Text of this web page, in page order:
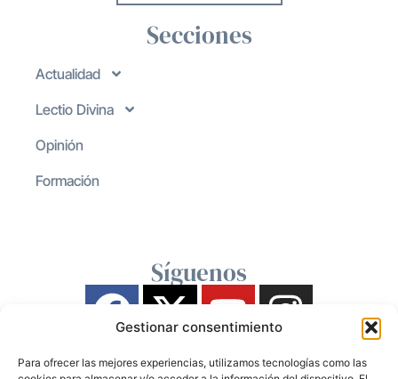
Gestionar consentimiento
Para ofrecer las mejores experiencias, utilizamos tecnologías como las
Secciones
Actualidad
Lectio Divina
Opinión
Formación
Síguenos